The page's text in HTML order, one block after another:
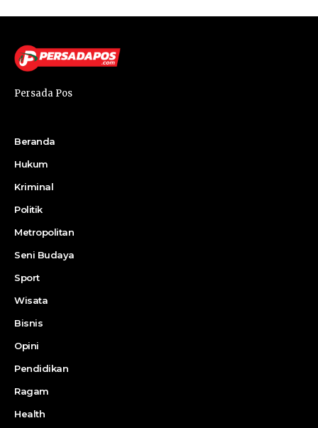
Persada Pos
Beranda
Hukum
Kriminal
Politik
Metropolitan
Seni Budaya
Sport
Wisata
Bisnis
Opini
Pendidikan
Ragam
Health